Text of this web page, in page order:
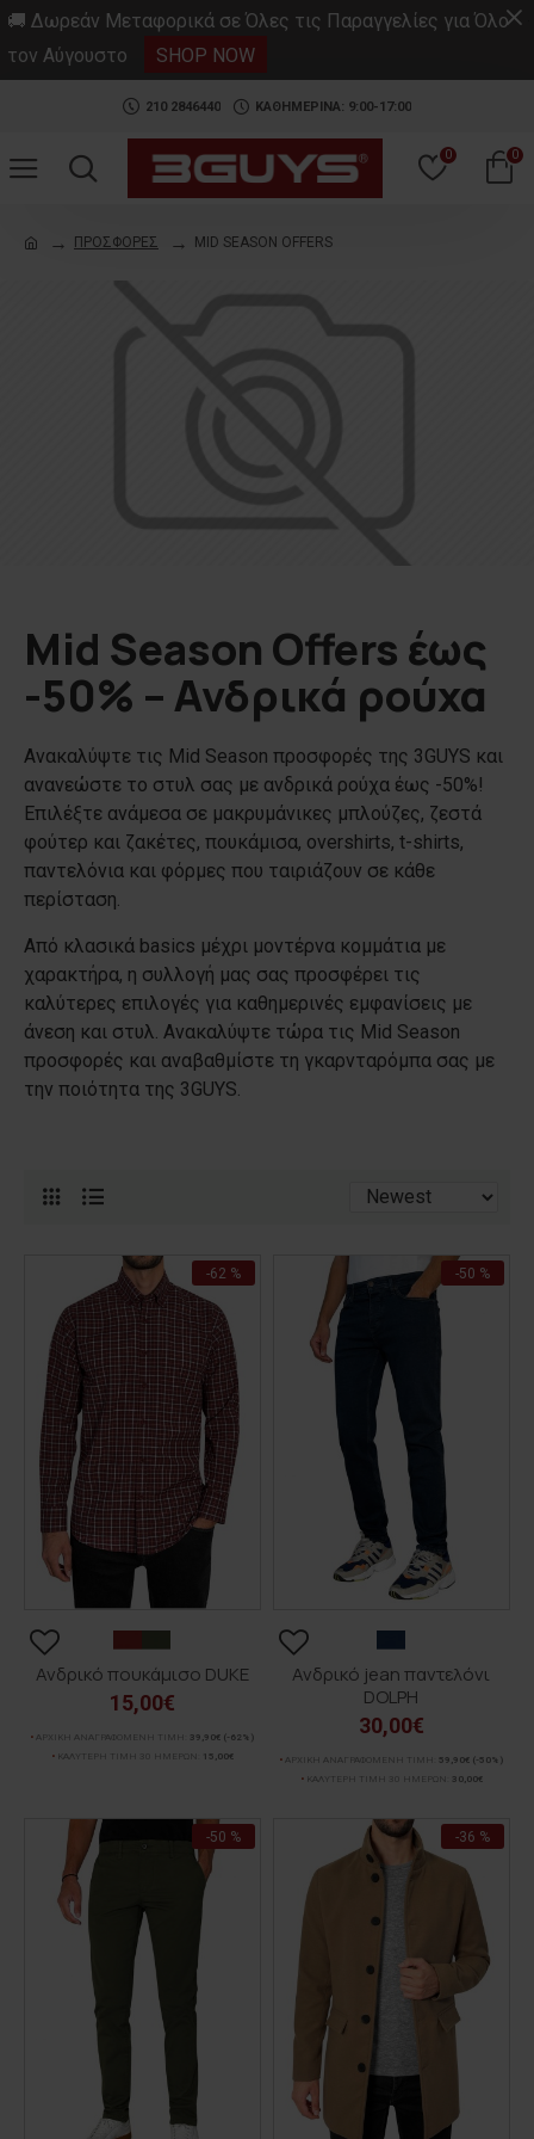
🚚 Δωρεάν Μεταφορικά σε Όλες τις Παραγγελίες για Όλο
τον Αύγουστο
SHOP NOW
210 2846440 ΚΑΘΗΜΕΡΙΝΑ: 9:00-17:00
0 0
ΠΡΟΣΦΟΡΕΣ MID SEASON OFFERS
Mid Season Offers έως
-50% – Ανδρικά ρούχα
Ανακαλύψτε τις Mid Season προσφορές της 3GUYS και
ανανεώστε το στυλ σας με ανδρικά ρούχα έως -50%!
Επιλέξτε ανάμεσα σε μακρυμάνικες μπλούζες, ζεστά
φούτερ και ζακέτες, πουκάμισα, overshirts, t-shirts,
παντελόνια και φόρμες που ταιριάζουν σε κάθε
περίσταση.
Από κλασικά basics μέχρι μοντέρνα κομμάτια με
χαρακτήρα, η συλλογή μας σας προσφέρει τις
καλύτερες επιλογές για καθημερινές εμφανίσεις με
άνεση και στυλ. Ανακαλύψτε τώρα τις Mid Season
προσφορές και αναβαθμίστε τη γκαρνταρόμπα σας με
την ποιότητα της 3GUYS.
-62 %
Ανδρικό πουκάμισο DUKE
15,00€
ΑΡΧΙΚΗ ΑΝΑΓΡΑΦΟΜΕΝΗ ΤΙΜΗ: 39,90€ (-62%)
ΚΑΛΥΤΕΡΗ ΤΙΜΗ 30 ΗΜΕΡΩΝ:
15,00€
-50 %
Ανδρικό jean παντελόνι
DOLPH
30,00€
ΑΡΧΙΚΗ ΑΝΑΓΡΑΦΟΜΕΝΗ ΤΙΜΗ: 59,90€ (-50%)
ΚΑΛΥΤΕΡΗ ΤΙΜΗ 30 ΗΜΕΡΩΝ:
30,00€
-50 % -36 %